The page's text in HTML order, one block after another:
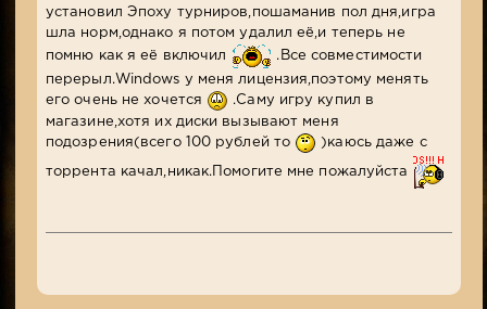
установил Эпоху турниров,пошаманив пол дня,игра
шла норм,однако я потом удалил её,и теперь не
помню как я её включил
.Все совместимости
перерыл.Windows у меня лицензия,поэтому менять
его очень не хочется
.Саму игру купил в
магазине,хотя их диски вызывают меня
подозрения(всего 100 рублей то
)каюсь даже с
торрента качал,никак.Помогите мне пожалуйста